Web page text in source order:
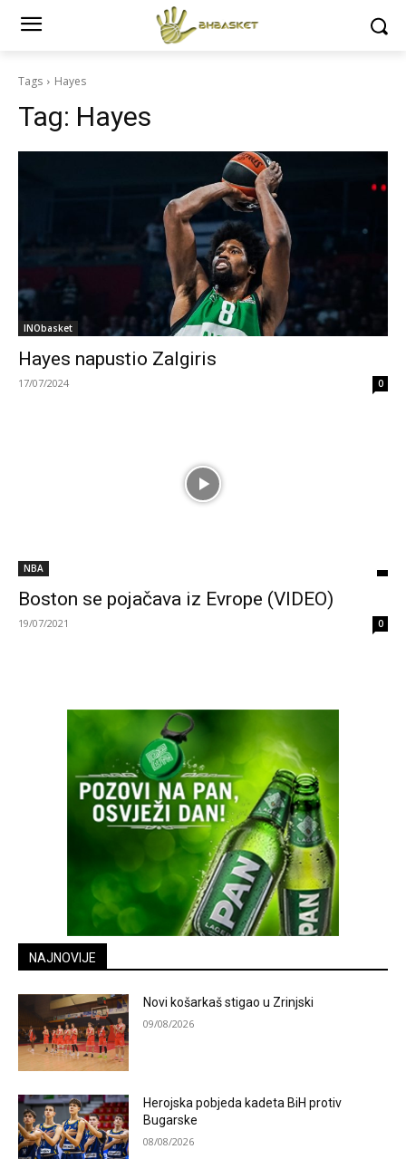
Tags Hayes
Tag: Hayes
INObasket
Hayes napustio Zalgiris
17/07/2024 0
NBA
Boston se pojačava iz Evrope (VIDEO)
19/07/2021 0
NAJNOVIJE
Novi košarkaš stigao u Zrinjski
09/08/2026
Herojska pobjeda kadeta BiH protiv
Bugarske
08/08/2026